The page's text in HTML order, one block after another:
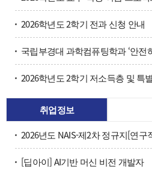
2026학년도 2학기 전과 신청 안내
취업정보
[딥아이] AI기반 머신 비전 개발자